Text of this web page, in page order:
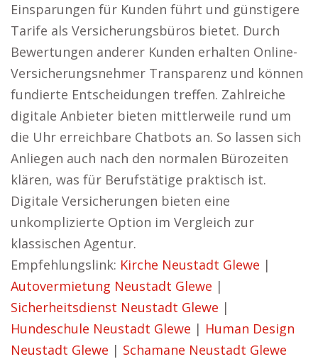
Einsparungen für Kunden führt und günstigere
Tarife als Versicherungsbüros bietet. Durch
Bewertungen anderer Kunden erhalten Online-
Versicherungsnehmer Transparenz und können
fundierte Entscheidungen treffen. Zahlreiche
digitale Anbieter bieten mittlerweile rund um
die Uhr erreichbare Chatbots an. So lassen sich
Anliegen auch nach den normalen Bürozeiten
klären, was für Berufstätige praktisch ist.
Digitale Versicherungen bieten eine
unkomplizierte Option im Vergleich zur
klassischen Agentur.
Empfehlungslink: Kirche Neustadt Glewe |
Autovermietung Neustadt Glewe |
Sicherheitsdienst Neustadt Glewe |
Hundeschule Neustadt Glewe | Human Design
Neustadt Glewe | Schamane Neustadt Glewe